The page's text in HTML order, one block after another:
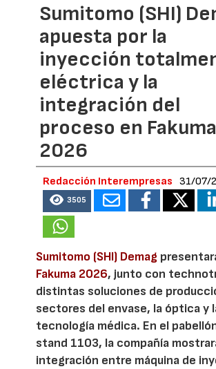
Sumitomo (SHI)
apuesta por la
inyección
eléctrica y la
integración del
proceso en Fakuma
2026
Redacción Interempresas 31/07/
3505
Sumitomo (SHI) Demag
Fakuma 2026, junto con
distintas soluciones de
sectores del envase, la óptica y
tecnología médica. En el
stand 1103, la compañía
integración entre máquina de